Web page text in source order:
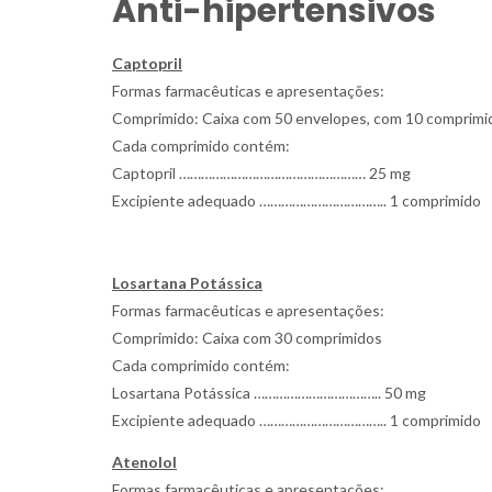
Anti-hipertensivos
Captopril
Formas farmacêuticas e apresentações:
Comprimido: Caixa com 50 envelopes, com 10
Cada comprimido contém:
Captopril …………………………………………… 25 mg
Excipiente adequado …………………………….. 1 comprimido
Losartana Potássica
Formas farmacêuticas e apresentações:
Comprimido: Caixa com 30 comprimidos
Cada comprimido contém:
Losartana Potássica …………………………….. 50 mg
Excipiente adequado …………………………….. 1 comprimido
Atenolol